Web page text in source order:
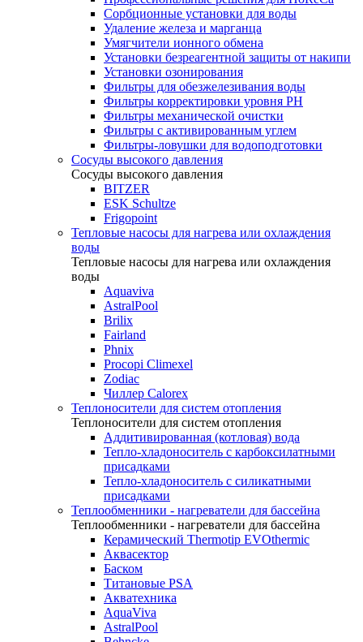
Сорбционные установки для воды
Удаление железа и марганца
Умягчители ионного обмена
Установки безреагентной защиты от накипи
Установки озонирования
Фильтры для обезжелезивания воды
Фильтры корректировки уровня PH
Фильтры механической очистки
Фильтры с активированным углем
Фильтры-ловушки для водоподготовки
Сосуды высокого давления
Сосуды высокого давления
BITZER
ESK Schultze
Frigopoint
Тепловые насосы для нагрева или охлаждения
воды
Тепловые насосы для нагрева или охлаждения
воды
Aquaviva
AstralPool
Brilix
Fairland
Phnix
Procopi Climexel
Zodiac
Чиллер Calorex
Теплоносители для систем отопления
Теплоносители для систем отопления
Аддитивированная (котловая) вода
Тепло-хладоноситель с карбоксилатными
присадками
Тепло-хладоноситель с силикатными
присадками
Теплообменники - нагреватели для бассейна
Теплообменники - нагреватели для бассейна
Керамический Thermotip EVOthermic
Аквасектор
Баском
Титановые PSA
Акватехника
AquaViva
AstralPool